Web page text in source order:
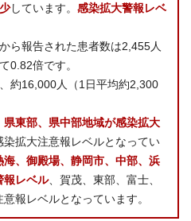
しています。 感染拡大警報レベ
ら報告された患者数は2,455人
0.82倍です。
約16,000人（1日平均約2,300
県東部、県中部地域が感染拡大
染拡大注意報レベルとなってい
海、御殿場、静岡市、中部、浜
報レベル、賀茂、東部、富士、
報レベルとなっています。